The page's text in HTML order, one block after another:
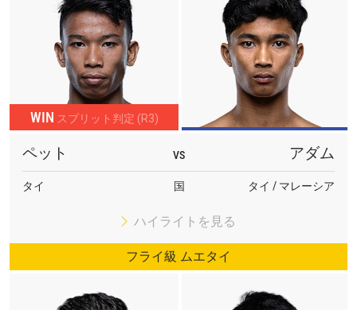
WIN スプリット判定 (R3)
ペット VS アダム
タイ 国 タイ / マレーシア
ハイライトを見る
フライ級 ムエタイ
ハイライトを見る
このフォームを送信することにより、お客様は当
社のプライバシーポリシー
に基づく情報の収集、
使用および開示に同意したことになります。お客
様は、いつでも配信を停止することができます。